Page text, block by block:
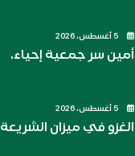
أمين سر جمعية إحياء.
الغزو في ميزان الشريعة